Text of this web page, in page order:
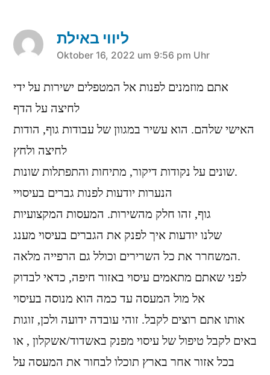
ליווי באילת
sagt:
Oktober 16, 2022 um 9:56 pm Uhr
אתם מוזמנים לפנות אל המטפלים ישירות על ידי
לחיצה על הדף
האישי שלהם. הוא עשיר במגוון של עבודות גוף, הודות
לחיצה ולחץ
שונים על נקודות דיקור, מתיחות והתפתלות שונות.
הנערות יודעות לפנות גברים בעיסויי
גוף, זהו חלק מהשירות. המעסות המקצועיות
שלנו יודעות איך לפנק את הגברים בעיסוי מענג
המשחרר את כל השרירים וכולל גם הרפייה מלאה.
לפני שאתם מתאמים עיסוי באזור חיפה, כדאי לבדוק
אל מול המעסה עד כמה הוא מנוסה בעיסוי
אותו אתם רוצים לקבל. זוהי עובדה ידועה ולכן, זוגות
באים לקבל טיפול של עיסוי מפנק באשדוד/אשקלון , או
בכל אזור אחר בארץ תוכלו לבחור את המעסה על